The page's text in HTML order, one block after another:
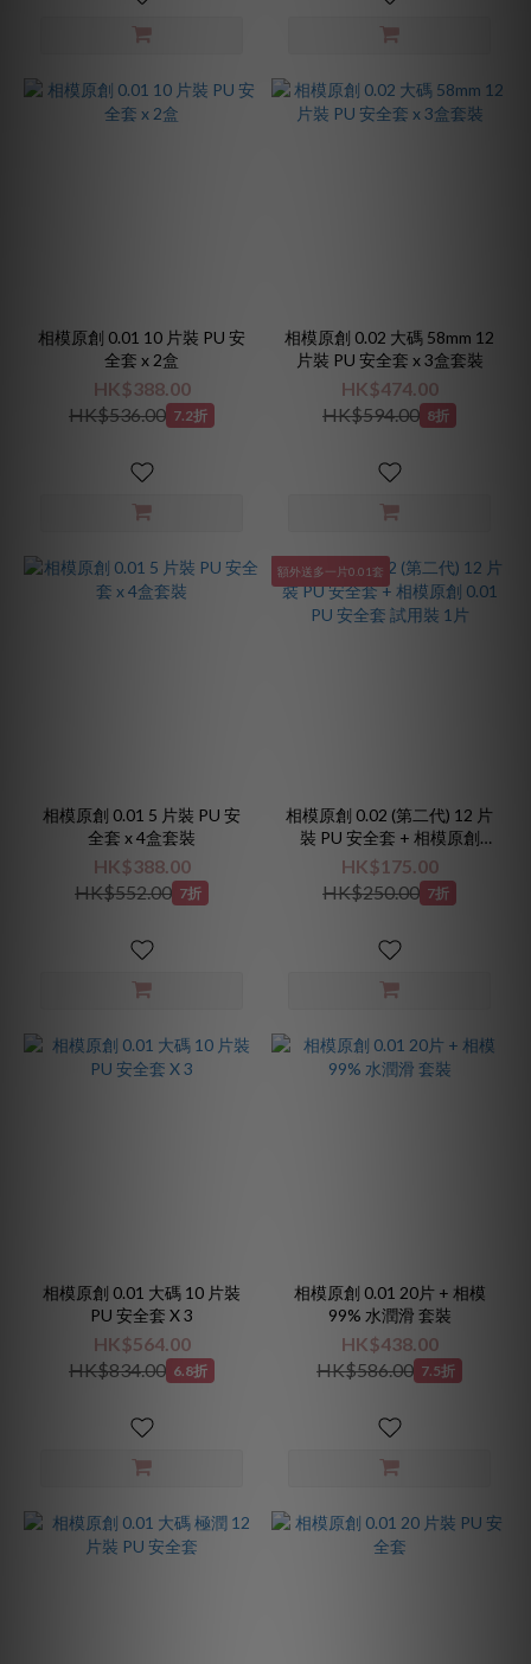
相模原創 0.01 10 片裝 PU 安
全套 x 2盒
HK$388.00
HK$536.00 7.2折
相模原創 0.02 大碼 58mm 12
片裝 PU 安全套 x 3盒套裝
HK$474.00
HK$594.00 8折
相模原創 0.01 5 片裝 PU 安
全套 x 4盒套裝
HK$388.00
HK$552.00 7折
額外送多一片0.01套
相模原創 0.02 (第二代) 12 片
裝 PU 安全套 + 相模原創
0.01 PU 安全套 試用裝 1片
HK$175.00
HK$250.00 7折
相模原創 0.01 大碼 10 片裝
PU 安全套 X 3
HK$564.00
HK$834.00 6.8折
相模原創 0.01 20片 + 相模
99% 水潤滑 套裝
HK$438.00
HK$586.00 7.5折